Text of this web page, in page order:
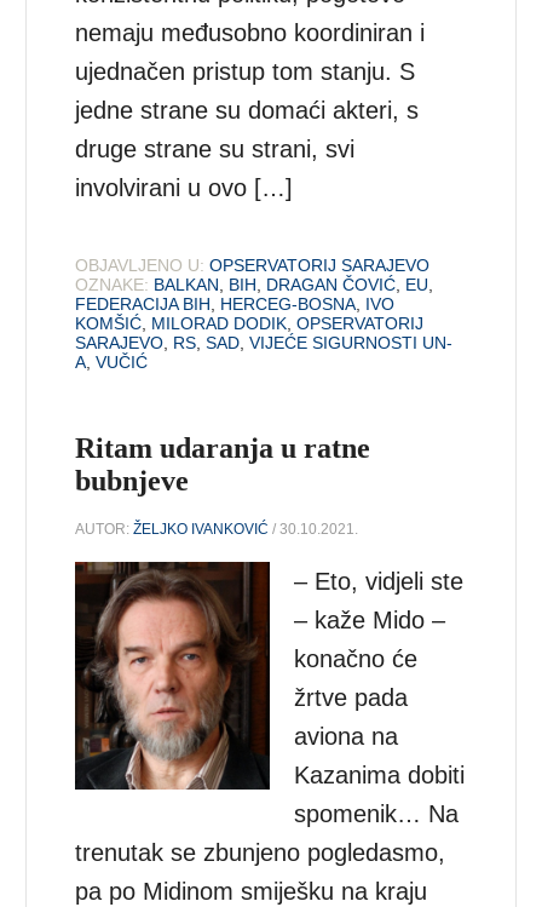
nemaju međusobno koordiniran i
ujednačen pristup tom stanju. S
jedne strane su domaći akteri, s
druge strane su strani, svi
involvirani u ovo […]
OBJAVLJENO U: OPSERVATORIJ SARAJEVO
OZNAKE: BALKAN BIH DRAGAN ČOVIĆ EU
FEDERACIJA BIH
HERCEG-BOSNA IVO
KOMŠIĆ MILORAD DODIK ,OPSERVATORIJ
SARAJEVO RS ,SAD ,VIJEĆE SIGURNOSTI UN-
A ,VUČIĆ
Ritam udaranja u ratne
bubnjeve
AUTOR:ŽELJKO IVANKOVIĆ / 30.10.2021.
– Eto, vidjeli ste
– kaže Mido –
konačno će
žrtve pada
aviona na
Kazanima dobiti
spomenik… Na
trenutak se zbunjeno pogledasmo,
pa po Midinom smiješku na kraju